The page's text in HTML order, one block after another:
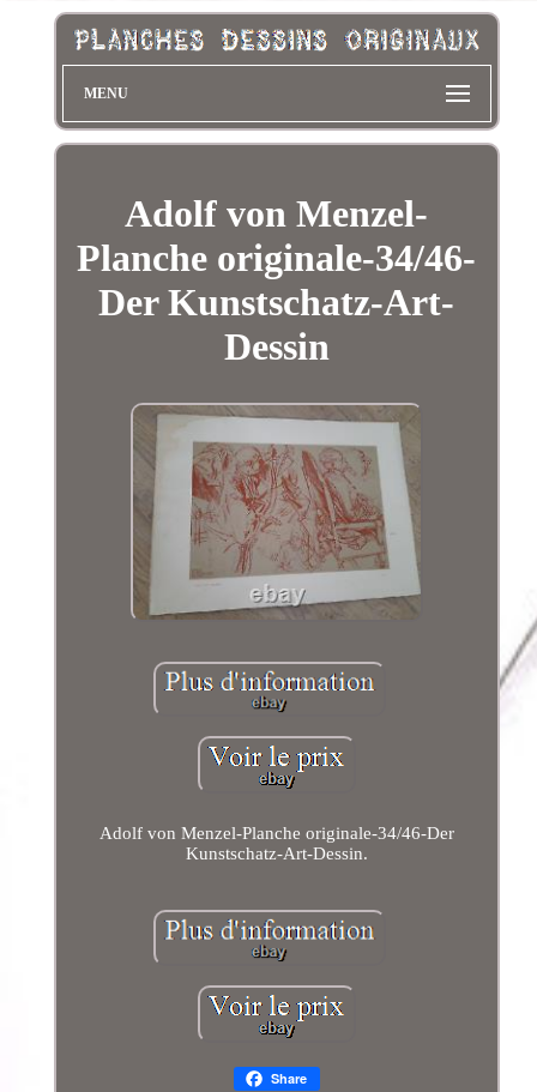
MENU
Adolf von Menzel-
Planche originale-34/46-
Der Kunstschatz-Art-
Dessin
Adolf von Menzel-Planche originale-34/46-Der
Kunstschatz-Art-Dessin.
Share